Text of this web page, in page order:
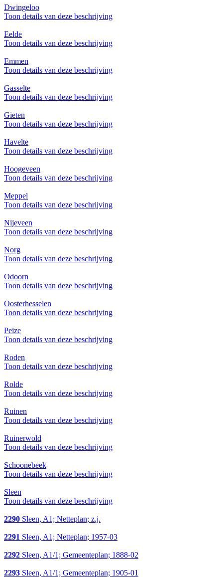
Dwingeloo
Toon details van deze beschrijving
Eelde
Toon details van deze beschrijving
Emmen
Toon details van deze beschrijving
Gasselte
Toon details van deze beschrijving
Gieten
Toon details van deze beschrijving
Havelte
Toon details van deze beschrijving
Hoogeveen
Toon details van deze beschrijving
Meppel
Toon details van deze beschrijving
Nijeveen
Toon details van deze beschrijving
Norg
Toon details van deze beschrijving
Odoorn
Toon details van deze beschrijving
Oosterhesselen
Toon details van deze beschrijving
Peize
Toon details van deze beschrijving
Roden
Toon details van deze beschrijving
Rolde
Toon details van deze beschrijving
Ruinen
Toon details van deze beschrijving
Ruinerwold
Toon details van deze beschrijving
Schoonebeek
Toon details van deze beschrijving
Sleen
Toon details van deze beschrijving
2290 Sleen, A1; Netteplan; z.j.
2291 Sleen, A1; Netteplan; 1957-03
2292 Sleen, A1/1; Gemeenteplan; 1888-02
2293 Sleen, A1/1; Gemeenteplan; 1905-01